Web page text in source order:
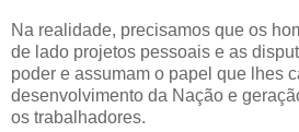
Na realidade, precisamos que os
de lado projetos pessoais e as
poder e assumam o papel que lhes
desenvolvimento da Nação e
os trabalhadores.